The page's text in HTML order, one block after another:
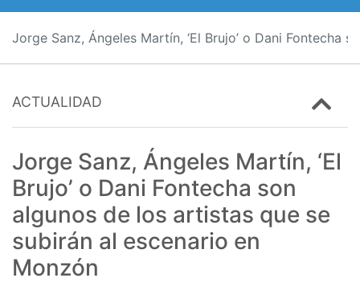
Jorge Sanz, Ángeles Martín, ‘El Brujo’ o Dani Fontecha
ACTUALIDAD
Jorge Sanz, Ángeles Martín, ‘El
Brujo’ o Dani Fontecha son
algunos de los artistas que se
subirán al escenario en
Monzón